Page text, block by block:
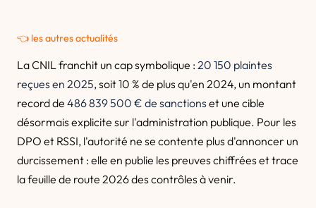
👈 les autres actualités
La CNIL franchit un cap symbolique : 20 150 plaintes
reçues en 2025, soit 10 % de plus qu'en 2024, un montant
record de 486 839 500 € de sanctions et une cible
désormais explicite sur l'administration publique. Pour les
DPO et RSSI, l'autorité ne se contente plus d'annoncer un
durcissement : elle en publie les preuves chiffrées et trace
la feuille de route 2026 des contrôles à venir.